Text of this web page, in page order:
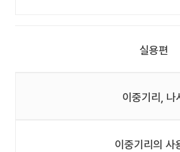
실용편
이중기리, 나
이중기리의 사